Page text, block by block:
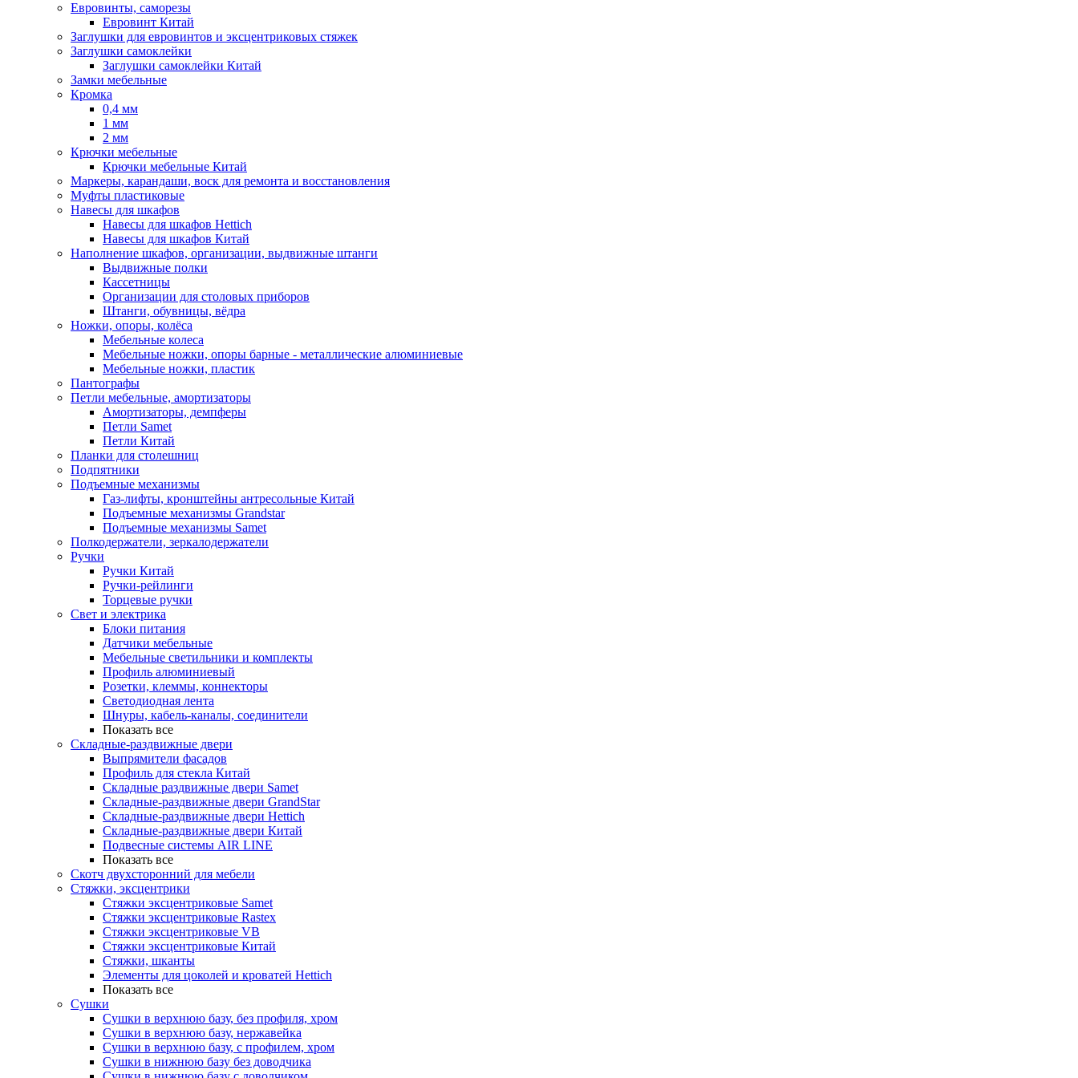
Евровинты, саморезы
Евровинт Китай
Заглушки для евровинтов и эксцентриковых стяжек
Заглушки самоклейки
Заглушки самоклейки Китай
Замки мебельные
Кромка
0,4 мм
1 мм
2 мм
Крючки мебельные
Крючки мебельные Китай
Маркеры, карандаши, воск для ремонта и восстановления
Муфты пластиковые
Навесы для шкафов
Навесы для шкафов Hettich
Навесы для шкафов Китай
Наполнение шкафов, организации, выдвижные штанги
Выдвижные полки
Кассетницы
Организации для столовых приборов
Штанги, обувницы, вёдра
Ножки, опоры, колёса
Мебельные колеса
Мебельные ножки, опоры барные - металлические алюминиевые
Мебельные ножки, пластик
Пантографы
Петли мебельные, амортизаторы
Амортизаторы, демпферы
Петли Samet
Петли Китай
Планки для столешниц
Подпятники
Подъемные механизмы
Газ-лифты, кронштейны антресольные Китай
Подъемные механизмы Grandstar
Подъемные механизмы Samet
Полкодержатели, зеркалодержатели
Ручки
Ручки Китай
Ручки-рейлинги
Торцевые ручки
Свет и электрика
Блоки питания
Датчики мебельные
Мебельные светильники и комплекты
Профиль алюминиевый
Розетки, клеммы, коннекторы
Светодиодная лента
Шнуры, кабель-каналы, соединители
Показать все
Складные-раздвижные двери
Выпрямители фасадов
Профиль для стекла Китай
Складные раздвижные двери Samet
Складные-раздвижные двери GrandStar
Складные-раздвижные двери Hettich
Складные-раздвижные двери Китай
Подвесные системы AIR LINE
Показать все
Скотч двухсторонний для мебели
Стяжки, эксцентрики
Cтяжки эксцентриковые Samet
Стяжки эксцентриковые Rastex
Стяжки эксцентриковые VB
Стяжки эксцентриковые Китай
Стяжки, шканты
Элементы для цоколей и кроватей Hettich
Показать все
Сушки
Сушки в верхнюю базу, без профиля, хром
Сушки в верхнюю базу, нержавейка
Сушки в верхнюю базу, с профилем, хром
Сушки в нижнюю базу без доводчика